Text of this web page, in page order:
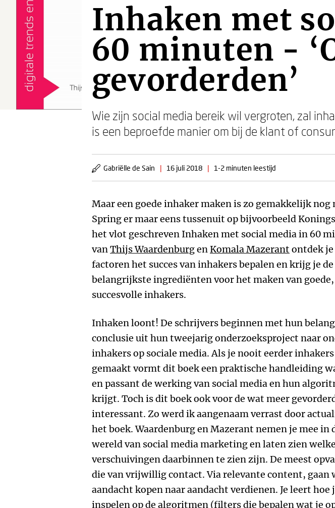
Inhaken met
60 minuten -
gevorderden’
Wie zijn social media bereik wil vergroten, zal
is een beproefde manier om bij de klant of
Gabriëlle de Sain | 16 juli 2018 | 1-2 minuten leestijd
Maar een goede inhaker maken is zo gemakkelijk nog
Spring er maar eens tussenuit op bijvoorbeeld
het vlot geschreven Inhaken met social media in 60
vanThijs WaardenburgenKomala Mazerant ontdek
factoren het succes van inhakers bepalen en krijg je de
belangrijkste ingrediënten voor het maken van goede,
succesvolle inhakers.
Inhaken loont! De schrijvers beginnen met hun
conclusie uit hun tweejarig onderzoeksproject naar
inhakers op sociale media. Als je nooit eerder
gemaakt vormt dit boek een praktische handleiding
en passant de werking van social media en hun
krijgt. Toch is dit boek ook voor de wat meer
interessant. Zo werd ik aangenaam verrast door
het boek. Waardenburg en Mazerant nemen je mee in
wereld van social media marketing en laten zien welke
verschuivingen daarbinnen te zien zijn. De meest
die van vrijwillig contact. Via relevante content, gaan
aandacht kopen naar aandacht verdienen. Je leert hoe
inspelen op de algoritmen (filters die bepalen wat je